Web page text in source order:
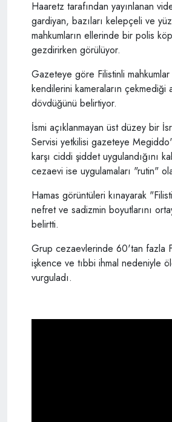
Haaretz tarafından yayınlanan
gardiyan, bazıları kelepçeli ve
mahkumların ellerinde bir polis
gezdirirken görülüyor.
Gazeteye göre Filistinli mahkumlar
kendilerini kameraların çekmediği
dövdüğünü belirtiyor.
İsmi açıklanmayan üst düzey bir
Servisi yetkilisi gazeteye
karşı ciddi şiddet uygulandığını
cezaevi ise uygulamaları "rutin"
Hamas görüntüleri kınayarak
nefret ve sadizmin boyutlarını
belirtti.
Grup cezaevlerinde 60'tan fazla
işkence ve tıbbi ihmal nedeniyle
vurguladı.